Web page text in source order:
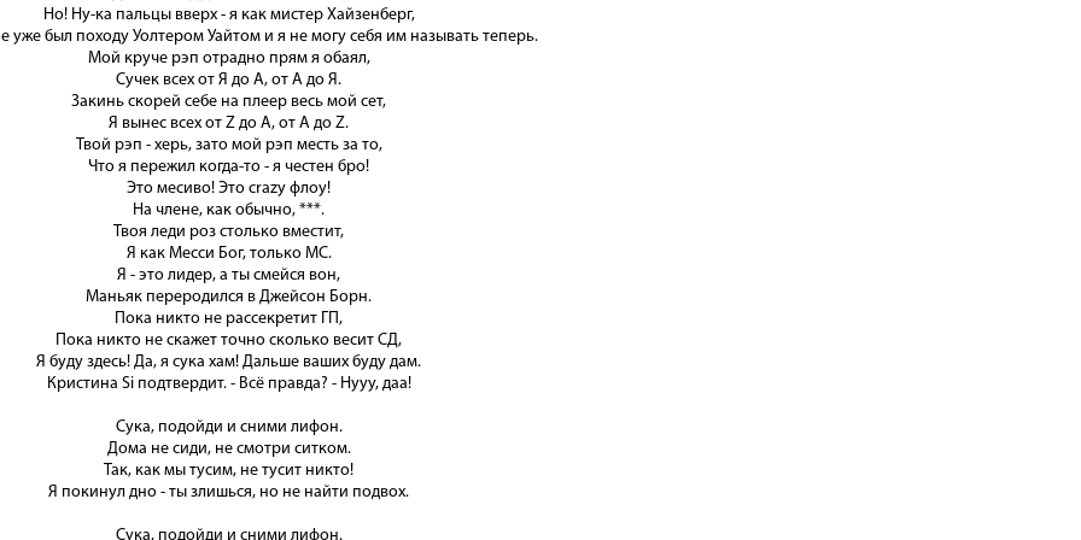
Но! Ну-ка пальцы вверх - я как мистер Хайзенберг,
уже был походу Уолтером Уайтом и я не могу себя им называть теперь.
Мой круче рэп отрадно прям я обаял,
Сучек всех от Я до А, от А до Я.
Закинь скорей себе на плеер весь мой сет,
Я вынес всех от Z до A, от A до Z.
Твой рэп - херь, зато мой рэп месть за то,
Что я пережил когда-то - я честен бро!
Это месиво! Это crazy флоу!
На члене, как обычно, ***.
Твоя леди роз столько вместит,
Я как Месси Бог, только МС.
Я - это лидер, а ты смейся вон,
Маньяк переродился в Джейсон Борн.
Пока никто не рассекретит ГП,
Пока никто не скажет точно сколько весит СД,
Я буду здесь! Да, я сука хам! Дальше ваших буду дам.
Кристина Si подтвердит. - Всё правда? - Нууу, даа!
Сука, подойди и сними лифон.
Дома не сиди, не смотри ситком.
Так, как мы тусим, не тусит никто!
Я покинул дно - ты злишься, но не найти подвох.
Сука, подойди и сними лифон.